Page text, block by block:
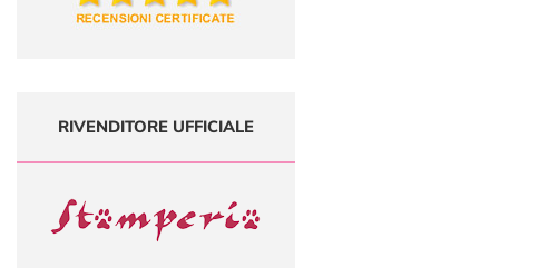
RIVENDITORE UFFICIALE